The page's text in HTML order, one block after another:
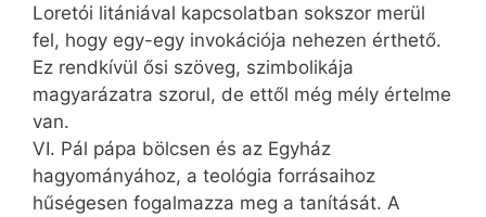
Loretói litániával kapcsolatban sokszor merül
fel, hogy egy-egy invokációja nehezen érthető.
Ez rendkívül ősi szöveg, szimbolikája
magyarázatra szorul, de ettől még mély értelme
van.
VI. Pál pápa bölcsen és az Egyház
hagyományához, a teológia forrásaihoz
hűségesen fogalmazza meg a tanítását. A